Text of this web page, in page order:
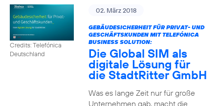
Credits: Telefónica
Deutschland
02. März 2018
GEBÄUDESICHERHEIT FÜR PRIVAT- UND
GESCHÄFTSKUNDEN MIT TELEFÓNICA
BUSINESS SOLUTION:
Die Global SIM als
digitale Lösung für
die StadtRitter GmbH
Was es lange Zeit nur für große
Unternehmen gab, macht die